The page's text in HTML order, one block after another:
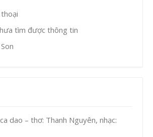
tìm được thông tin
dao – thơ: Thanh Nguyên, nhạc: